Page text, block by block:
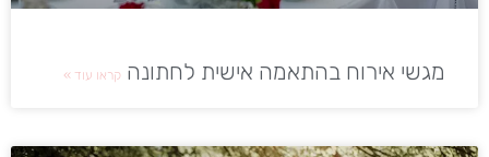
מגשי אירוח בהתאמה אישית לחתונה קראו עוד »